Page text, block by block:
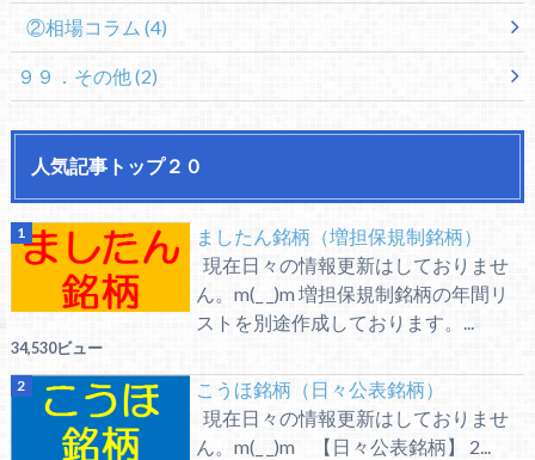
②相場コラム (4)
９９．その他(2)
人気記事トップ２０
ましたん銘柄（増担保規制銘柄）
現在日々の情報更新はしておりませ
ん。m(_ _)m 増担保規制銘柄の年間リ
ストを別途作成しております。...
34,530ビュー
こうほ銘柄（日々公表銘柄）
現在日々の情報更新はしておりませ
ん。m(_ _)m 【日々公表銘柄】 2...